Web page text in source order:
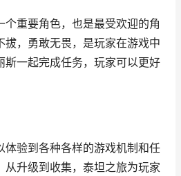
个重要角色，也是最受欢迎的角
拔，勇敢无畏，是玩家在游戏中
斯一起完成任务，玩家可以更好
体验到各种各样的游戏机制和任
从升级到收集，泰坦之旅为玩家